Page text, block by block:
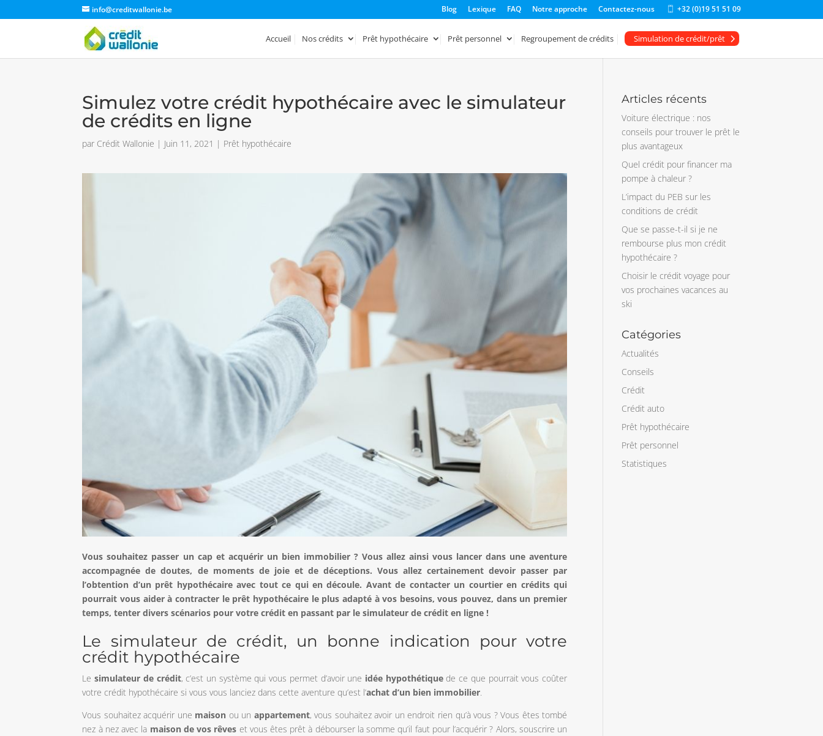
info@creditwallonie.be Blog Lexique FAQ Notre approche Contactez-nous
m
o
bi
le
ic
+32 (0)19 51 51 09
Accueil Nos crédits Prêt hypothécaire Prêt personnel Regroupement de crédits Simulation de crédit/prêt
Simulez votre crédit hypothécaire avec le simulateur
de crédits en ligne
par Crédit Wallonie | Juin 11, 2021 | Prêt hypothécaire
Vous souhaitez passer un cap et acquérir un bien immobilier ? Vous allez ainsi vous lancer dans une aventure
accompagnée de doutes, de moments de joie et de déceptions. Vous allez certainement devoir passer par
l’obtention d’un prêt hypothécaire avec tout ce qui en découle. Avant de contacter un courtier en crédits qui
pourrait vous aider à contracter le prêt hypothécaire le plus adapté à vos besoins, vous pouvez, dans un premier
temps, tenter divers scénarios pour votre crédit en passant par le simulateur de crédit en ligne !
Le simulateur de crédit, un bonne indication pour votre
crédit hypothécaire
Lesimulateur de crédit, c’est un système qui vous permet d’avoir une idée hypothétiquede ce que pourrait vous coûter
votre crédit hypothécaire si vous vous lanciez dans cette aventure qu’est l’achat d’un bien immobilier.
Vous souhaitez acquérir une maison ou un appartement, vous souhaitez avoir un endroit rien qu’à vous ? Vous êtes tombé
nez à nez avec la maison de vos rêves et vous êtes prêt à débourser la somme qu’il faut pour l’acquérir ? Alors, souscrire un
Articles récents
Voiture électrique : nos
conseils pour trouver le prêt le
plus avantageux
Quel crédit pour financer ma
pompe à chaleur ?
L’impact du PEB sur les
conditions de crédit
Que se passe-t-il si je ne
rembourse plus mon crédit
hypothécaire ?
Choisir le crédit voyage pour
vos prochaines vacances au
ski
Catégories
Actualités
Conseils
Crédit
Crédit auto
Prêt hypothécaire
Prêt personnel
Statistiques